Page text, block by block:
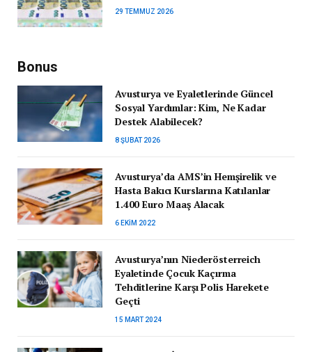
29 TEMMUZ 2026
Bonus
Avusturya ve Eyaletlerinde Güncel
Sosyal Yardımlar: Kim, Ne Kadar
Destek Alabilecek?
8 ŞUBAT 2026
Avusturya’da AMS’in Hemşirelik ve
Hasta Bakıcı Kurslarına Katılanlar
1.400 Euro Maaş Alacak
6 EKIM 2022
Avusturya’nın Niederösterreich
Eyaletinde Çocuk Kaçırma
Tehditlerine Karşı Polis Harekete
Geçti
15 MART 2024